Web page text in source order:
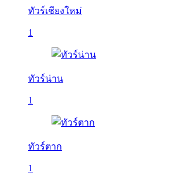
ทัวร์เชียงใหม่
1
ทัวร์น่าน
1
ทัวร์ตาก
1